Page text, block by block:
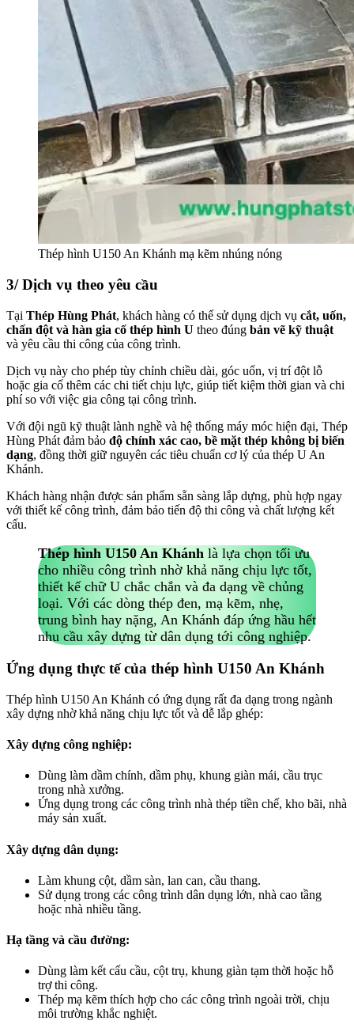
Thép hình U150 An Khánh mạ kẽm nhúng nóng
3/ Dịch vụ theo yêu cầu
Tại Thép Hùng Phát, khách hàng có thể sử dụng dịch vụ cắt, uốn,
chấn đột và hàn gia cố thép hình U theo đúng bản vẽ kỹ thuật
và yêu cầu thi công của công trình.
Dịch vụ này cho phép tùy chỉnh chiều dài, góc uốn, vị trí đột lỗ
hoặc gia cố thêm các chi tiết chịu lực, giúp tiết kiệm thời gian và chi
phí so với việc gia công tại công trình.
Với đội ngũ kỹ thuật lành nghề và hệ thống máy móc hiện đại, Thép
Hùng Phát đảm bảo độ chính xác cao, bề mặt thép không bị biến
dạng, đồng thời giữ nguyên các tiêu chuẩn cơ lý của thép U An
Khánh.
Khách hàng nhận được sản phẩm sẵn sàng lắp dựng, phù hợp ngay
với thiết kế công trình, đảm bảo tiến độ thi công và chất lượng kết
cấu.
Thép hình U150 An Khánh là lựa chọn tối ưu
cho nhiều công trình nhờ khả năng chịu lực tốt,
thiết kế chữ U chắc chắn và đa dạng về chủng
loại. Với các dòng thép đen, mạ kẽm, nhẹ,
trung bình hay nặng, An Khánh đáp ứng hầu hết
nhu cầu xây dựng từ dân dụng tới công nghiệp.
Ứng dụng thực tế của thép hình U150 An Khánh
Thép hình U150 An Khánh có ứng dụng rất đa dạng trong ngành
xây dựng nhờ khả năng chịu lực tốt và dễ lắp ghép:
Xây dựng công nghiệp:
Dùng làm dầm chính, dầm phụ, khung giàn mái, cầu trục
trong nhà xưởng.
Ứng dụng trong các công trình nhà thép tiền chế, kho bãi, nhà
máy sản xuất.
Xây dựng dân dụng:
Làm khung cột, dầm sàn, lan can, cầu thang.
Sử dụng trong các công trình dân dụng lớn, nhà cao tầng
hoặc nhà nhiều tầng.
Hạ tầng và cầu đường:
Dùng làm kết cấu cầu, cột trụ, khung giàn tạm thời hoặc hỗ
trợ thi công.
Thép mạ kẽm thích hợp cho các công trình ngoài trời, chịu
môi trường khắc nghiệt.